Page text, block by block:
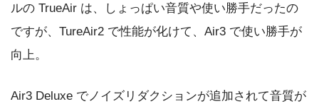
ルの TrueAir は、しょっぱい音質や使い勝手だったの
ですが、TureAir2 で性能が化けて、Air3 で使い勝手が
向上。
Air3 Deluxe でノイズリダクションが追加されて音質が